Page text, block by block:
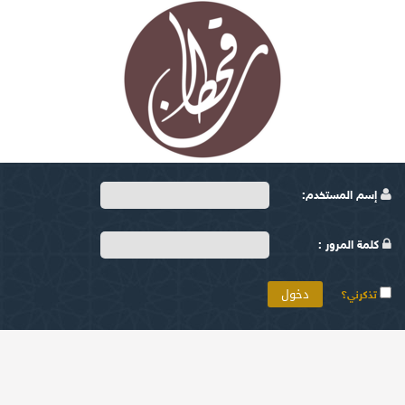
إسم المستخدم:
كلمة المرور :
تذكرني؟